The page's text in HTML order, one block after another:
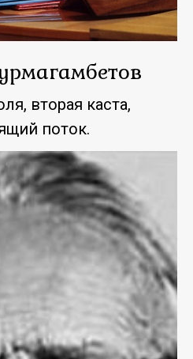
вторая каста,
поток.